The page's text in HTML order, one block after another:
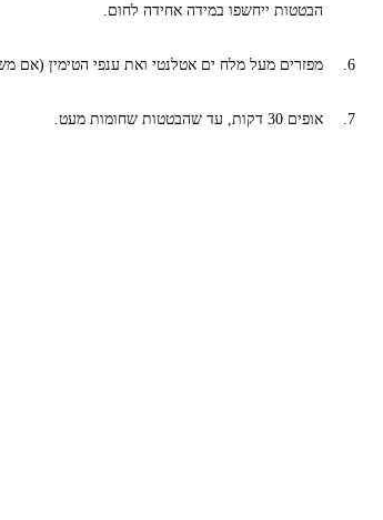
הבטטות ייחשפו במידה אחידה לחום.
מפזרים מעל מלח ים אטלנטי ואת ענפי הטימין (אם
אופים 30 דקות, עד שהבטטות שחומות מעט.